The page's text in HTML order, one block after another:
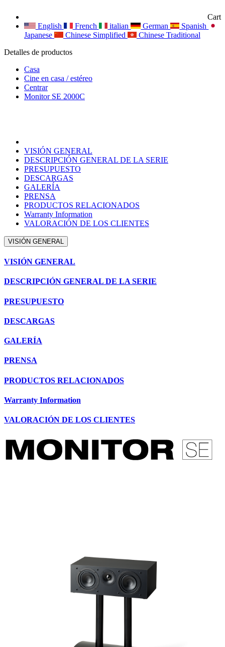
Cart
English
French italian German
Spanish
Japanese
Chinese Simplified
Chinese Traditional
Detalles de productos
Casa
Cine en casa / estéreo
Centrar
Monitor SE 2000C
VISIÓN GENERAL
DESCRIPCIÓN GENERAL DE LA SERIE
PRESUPUESTO
DESCARGAS
GALERÍA
PRENSA
PRODUCTOS RELACIONADOS
Warranty Information
VALORACIÓN DE LOS CLIENTES
VISIÓN GENERAL
VISIÓN GENERAL
DESCRIPCIÓN GENERAL DE LA SERIE
PRESUPUESTO
DESCARGAS
GALERÍA
PRENSA
PRODUCTOS RELACIONADOS
Warranty Information
VALORACIÓN DE LOS CLIENTES